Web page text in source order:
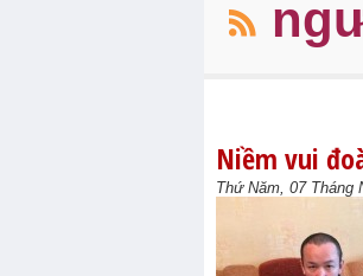
Niềm vui
Thứ Năm, 07 Tháng